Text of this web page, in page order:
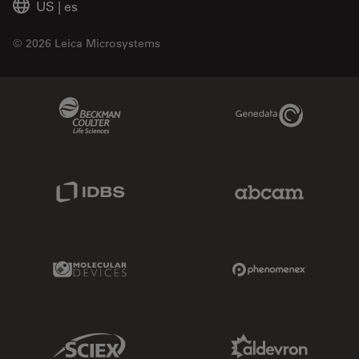
US | es
© 2026 Leica Microsystems
Genedata Link
IDBS Link
Molecular Devices Link
Sciex Link